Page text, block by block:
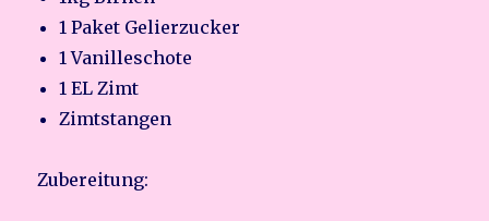
1 Paket Gelierzucker
1 Vanilleschote
1 EL Zimt
Zimtstangen
Zubereitung: